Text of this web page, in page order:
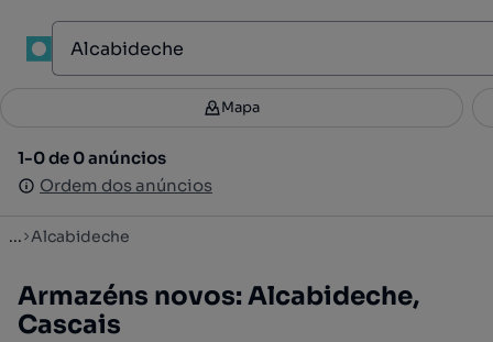
Filtros 3
1-0 de 0 anúncios
Ordem dos anúncios
Mapa
1-0 de 0 anúncios
Ordem dos anúncios
... Alcabideche
Armazéns novos: Alcabideche,
Cascais